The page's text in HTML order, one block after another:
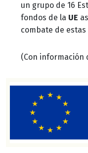
un grupo de 16
fondos de la UE
combate de
(Con información